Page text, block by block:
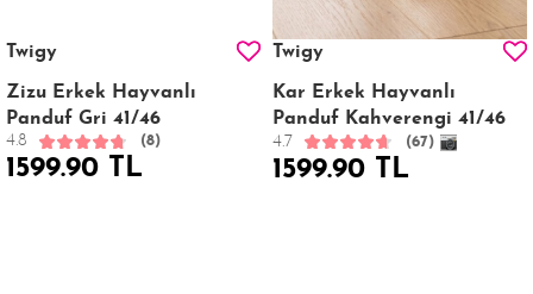
Twigy
Zizu Erkek Hayvanlı
Panduf Gri 41/46
4.8 (8)
1599.90 TL
Twigy
Kar Erkek Hayvanlı
Panduf Kahverengi 41/46
4.7 (67)
1599.90 TL